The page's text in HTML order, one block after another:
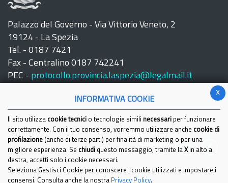
Palazzo del Governo - Via Vittorio Veneto, 2
19124 - La Spezia
Tel. - 0187 7421
Fax - Centralino 0187 742241
PEC - protocollo.provincia.laspezia@legalmail.it
Seguici su:
x
INFORMATIVA COOKIE
Il sito utilizza cookie tecnici o tecnologie simili necessari per funzionare
correttamente. Con il tuo consenso, vorremmo utilizzare anche cookie di
profilazione (anche di terze parti) per finalità di marketing o per una
migliore esperienza. Se chiudi questo messaggio, tramite la Xin alto a
destra, accetti solo i cookie necessari.
Seleziona Gestisci Cookie per conoscere i cookie utilizzati e impostare i
consensi. Consulta anche la nostra Privacy Policy.